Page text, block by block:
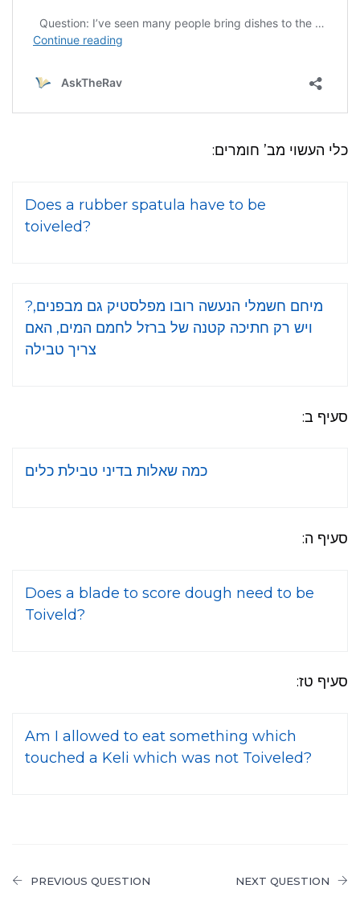
כלי העשוי מב’ חומרים:
Does a rubber spatula have to be
toiveled?
?מיחם חשמלי הנעשה רובו מפלסטיק גם מבפנים,
ויש רק חתיכה קטנה של ברזל לחמם המים, האם
צריך טבילה
סעיף ב:
כמה שאלות בדיני טבילת כלים
סעיף ה:
Does a blade to score dough need to be
Toiveld?
סעיף טז:
Am I allowed to eat something which
touched a Keli which was not Toiveled?
PREVIOUS QUESTION NEXT QUESTION